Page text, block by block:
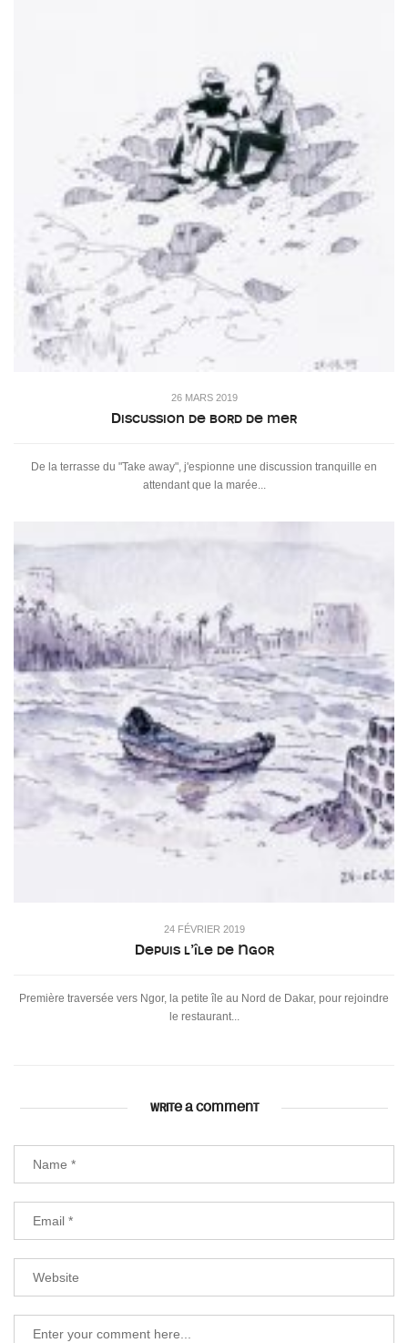
26 MARS 2019
Discussion de bord de mer
De la terrasse du "Take away", j'espionne une discussion tranquille en
attendant que la marée...
24 FÉVRIER 2019
Depuis l’île de Ngor
Première traversée vers Ngor, la petite île au Nord de Dakar, pour rejoindre
le restaurant...
WRITE A COMMENT